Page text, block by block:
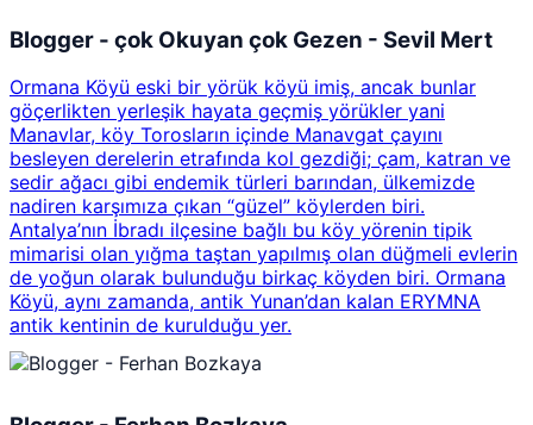
Blogger - çok Okuyan çok Gezen - Sevil Mert
Ormana Köyü eski bir yörük köyü imiş, ancak bunlar
göçerlikten yerleşik hayata geçmiş yörükler yani
Manavlar, köy Torosların içinde Manavgat çayını
besleyen derelerin etrafında kol gezdiği; çam, katran ve
sedir ağacı gibi endemik türleri barından, ülkemizde
nadiren karşımıza çıkan “güzel” köylerden biri.
Antalya’nın İbradı ilçesine bağlı bu köy yörenin tipik
mimarisi olan yığma taştan yapılmış olan düğmeli evlerin
de yoğun olarak bulunduğu birkaç köyden biri. Ormana
Köyü, aynı zamanda, antik Yunan’dan kalan ERYMNA
antik kentinin de kurulduğu yer.